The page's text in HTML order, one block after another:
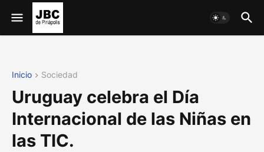
Inicio Sociedad
Uruguay celebra el Día
Internacional de las Niñas en
las TIC.